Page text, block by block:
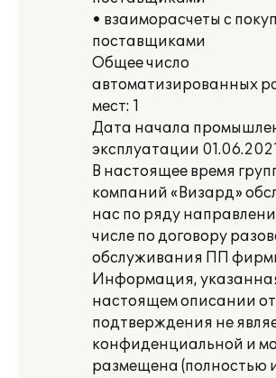
• взаиморасчеты с
поставщиками
Общее число
автоматизированных
мест: 1
Дата начала
эксплуатации
В настоящее время
компаний «Визард»
нас по ряду
числе по договору
обслуживания ПП
Информация,
настоящем описании
подтверждения не
конфиденциальной и
размещена (полностью